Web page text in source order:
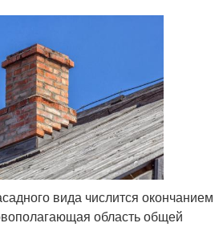
вида числится окончанием
область общей